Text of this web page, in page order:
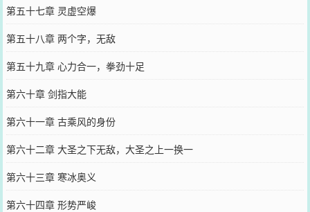
第五十七章 灵虚空爆
第五十八章 两个字，无敌
第五十九章 心力合一，拳劲十足
第六十章 剑指大能
第六十一章 古乘风的身份
第六十二章 大圣之下无敌，大圣之上一换一
第六十三章 寒冰奥义
第六十四章 形势严峻